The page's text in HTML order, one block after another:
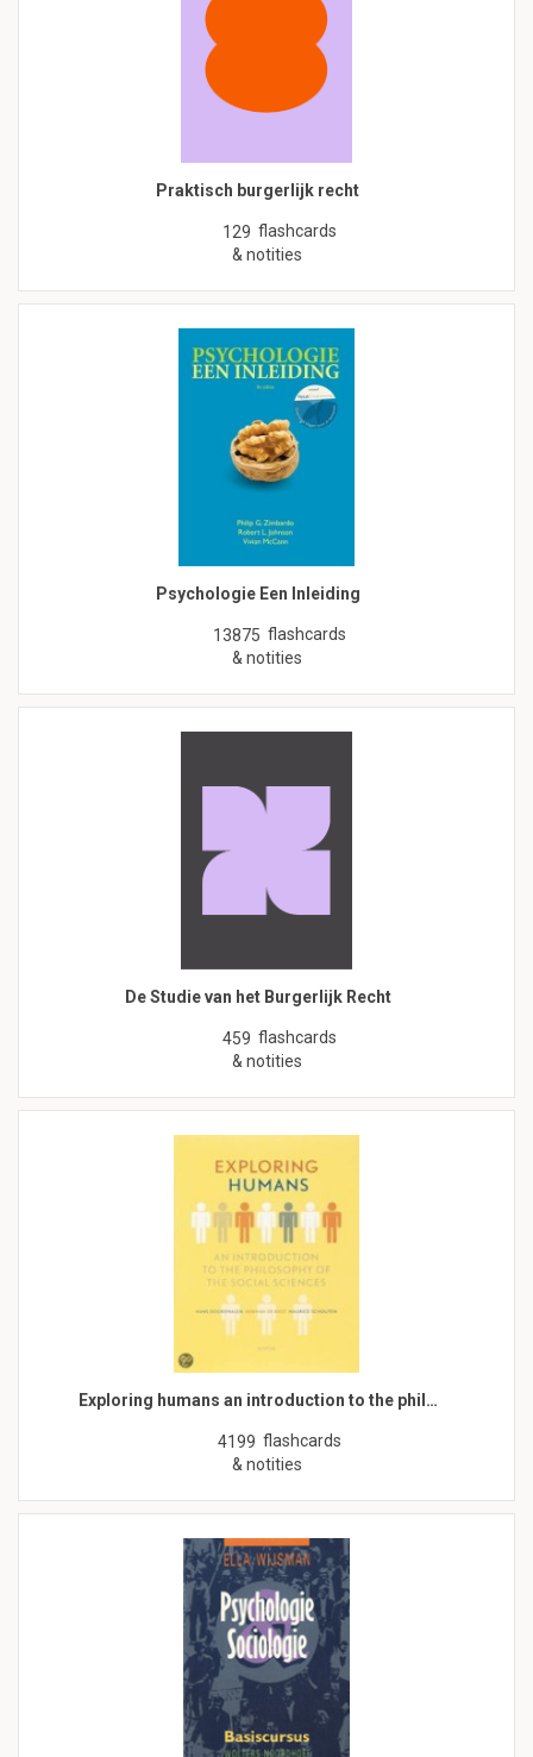
Praktisch burgerlijk recht
129 flashcards
& notities
Psychologie Een Inleiding
13875 flashcards
& notities
De Studie van het Burgerlijk Recht
459 flashcards
& notities
Exploring humans an introduction to the phil…
4199 flashcards
& notities